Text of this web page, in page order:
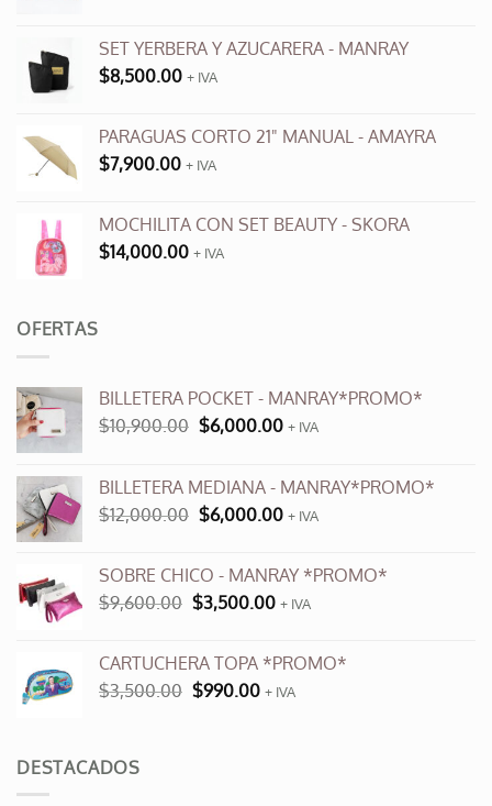
la
SET YERBERA Y AZUCARERA - MANRAY
$8,500.00 + IVA
PARAGUAS CORTO 21" MANUAL - AMAYRA
$7,900.00 + IVA
MOCHILITA CON SET BEAUTY - SKORA
$14,000.00 + IVA
OFERTAS
BILLETERA POCKET - MANRAY*PROMO*
$10,900.00 El
era:
$10,900.00.
$6,000.00El
es:
$6,000.00.
+ IVA
BILLETERA MEDIANA - MANRAY*PROMO*
$12,000.00 El
era:
$12,000.00.
$6,000.00El
es:
$6,000.00.
+ IVA
SOBRE CHICO - MANRAY *PROMO*
$9,600.00 El
era:
$9,600.00.
$3,500.00El
es:
$3,500.00.
+ IVA
CARTUCHERA TOPA *PROMO*
$3,500.00 El
$990.00El+ IVA
DESTACADOS